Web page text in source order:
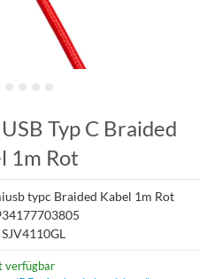
Typ C Braided
1m Rot
typc Braided Kabel 1m Rot
SJV4110GL
verfügbar